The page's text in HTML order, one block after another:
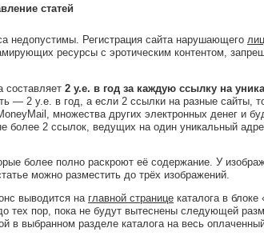
статей
недопустимы. Регистрация сайта нарушающего
ресурсы с эротическим контентом,
составляет 2 у.е. в год за каждую ссылку на
— 2 у.е. в год, а если 2 ссылки на разные сайты,
множества других электронных денег и
более 2 ссылок, ведущих на один уникальный
более полно раскроют её содержание. У
можно разместить до трёх изображений.
выводится на главной странице каталога в
тех пор, пока не будут вытеснены следующей
в выбранном разделе каталога на весь